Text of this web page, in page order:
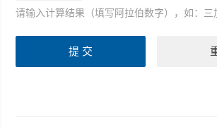
请输入计算结果（填写阿拉伯数字），如：三